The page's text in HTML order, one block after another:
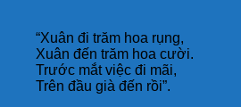
“Xuân đi trăm hoa rụng,
Xuân đến trăm hoa cười.
Trước mắt việc đi mãi,
Trên đầu già đến rồi”.